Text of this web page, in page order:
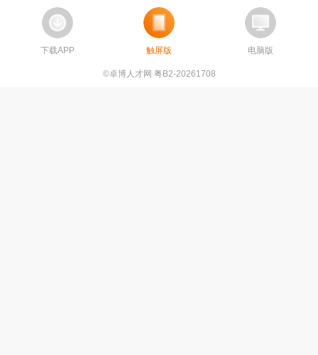
下载APP 触屏版 电脑版
©卓博人才网 粤B2-20261708